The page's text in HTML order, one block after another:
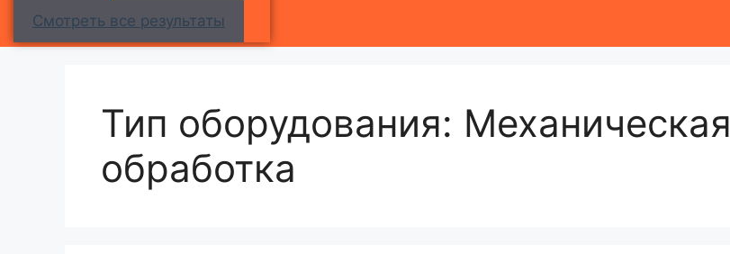
Смотреть все результаты
Тип оборудования: Механическая
обработка